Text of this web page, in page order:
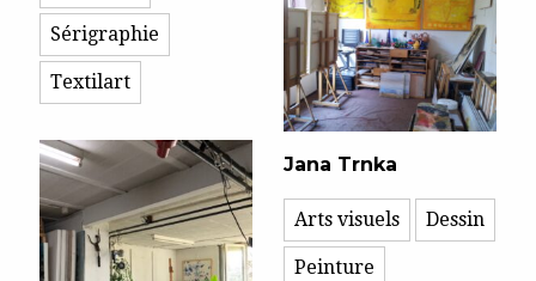
Sérigraphie
Textilart
Jana Trnka
Arts visuels Dessin
Peinture